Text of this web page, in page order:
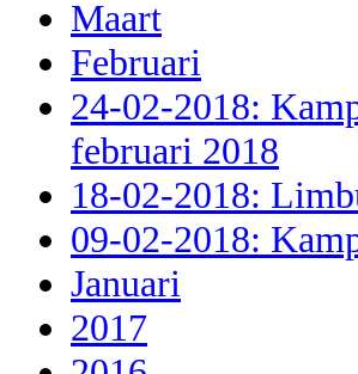
Maart
Februari
24-02-2018:
februari 2018
18-02-2018:
09-02-2018:
Januari
2017